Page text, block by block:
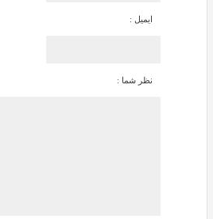
ایمیل :
نظر شما :